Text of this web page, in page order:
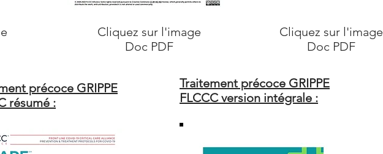
Cliquez sur l'image
Doc PDF
Cliquez sur l'image
Doc PDF
précoce GRIPPE
résumé :
Traitement précoce GRIPPE
FLCCC version intégrale :